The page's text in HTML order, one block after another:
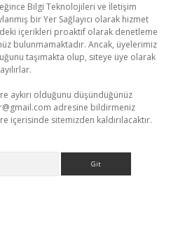
Bilgi Teknolojileri ve İletişim
bir Yer Sağlayıcı olarak hizmet
içerikleri proaktif olarak denetleme
bulunmamaktadır. Ancak, üyelerimiz
taşımakta olup, siteye üye olarak
aykırı olduğunu düşündüğünüz
adresine bildirmeniz
içerisinde sitemizden kaldırılacaktır.